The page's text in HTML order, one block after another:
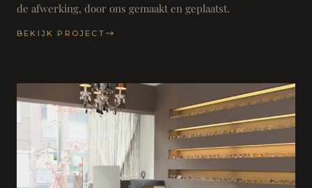
de afwerking, door ons gemaakt en geplaatst.
BEKIJK PROJECT